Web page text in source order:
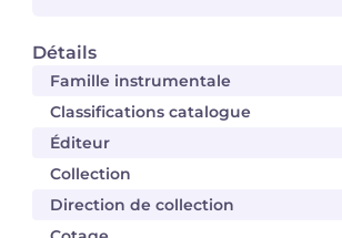
Détails
Famille instrumentale
Classifications catalogue
Éditeur
Collection
Direction de collection